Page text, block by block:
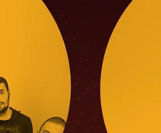
Etkinlik Erteleme
Değerli dostlarımız, ülkemizin içinde olduğu bu çok
vahim ve acılı günler nedeni ile bu etkinliğimizi
erteliyoruz. Zaten bazı üyelerimiz...